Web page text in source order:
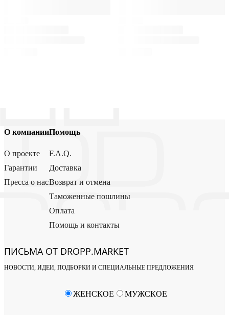
О компании
О проекте
Гарантии
Пресса о нас
Помощь
F.A.Q.
Доставка
Возврат и отмена
Таможенные пошлины
Оплата
Помощь и контакты
ПИСЬМА ОТ DROPP.MARKET
НОВОСТИ, ИДЕИ, ПОДБОРКИ И СПЕЦИАЛЬНЫЕ ПРЕДЛОЖЕНИЯ
ЖЕНСКОЕ МУЖСКОЕ